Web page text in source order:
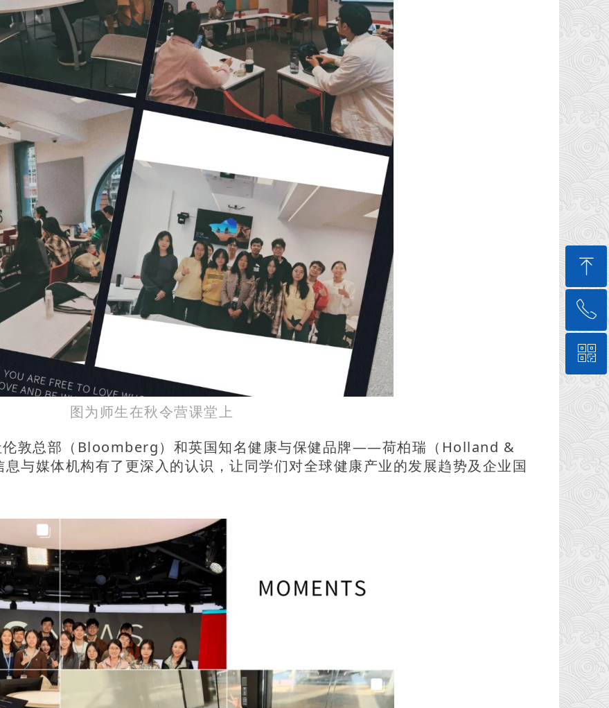
图为师生在秋令营课堂上
伦敦总部（Bloomberg）和英国知名健康与保健品牌——荷柏瑞（Holland &
与媒体机构有了更深入的认识，让同学们对全球健康产业的发展趋势及企业国
ꁸ
回到顶部
ꂅ
010-62573204
ꀥ